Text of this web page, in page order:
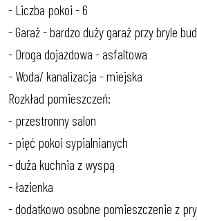
- Liczba pokoi - 6
- Garaż - bardzo duży garaż przy bryle
- Droga dojazdowa - asfaltowa
- Woda/ kanalizacja - miejska
Rozkład pomieszczeń:
- przestronny salon
- pięć pokoi sypialnianych
- duża kuchnia z wyspą
- łazienka
- dodatkowo osobne pomieszczenie z